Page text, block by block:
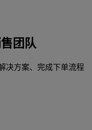
团队
决方案、完成下单流程